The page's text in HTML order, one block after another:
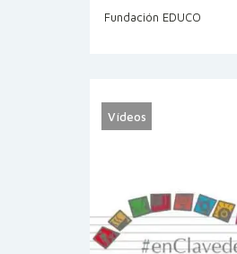
Fundación EDUCO
Vídeos